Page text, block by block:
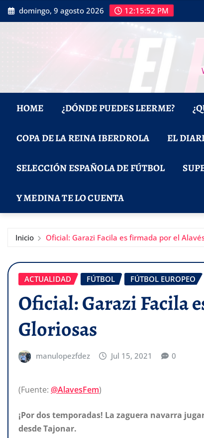
Saltar
al
domingo, 9 agosto 2026 12:15:53 PM
HOME ¿DÓNDE PUEDES LEERME?
COPA DE LA REINA IBERDROLA EL
SELECCIÓN ESPAÑOLA DE FÚTBOL
Y MEDINA TE LO CUENTA
Inicio Oficial: Garazi Facila es firmada por el
ACTUALIDAD FÚTBOL FÚTBOL EUROPEO
Oficial: Garazi Facila
Gloriosas
manulopezfdez Jul 15, 2021 0
(Fuente: @AlavesFem)
¡Por dos temporadas! La zaguera navarra
desde Tajonar.